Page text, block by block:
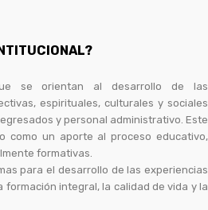
se orientan al desarrollo de las
espirituales, culturales y sociales
y personal administrativo. Este
como un aporte al proceso educativo,
formativas.
para el desarrollo de las experiencias
integral, la calidad de vida y la